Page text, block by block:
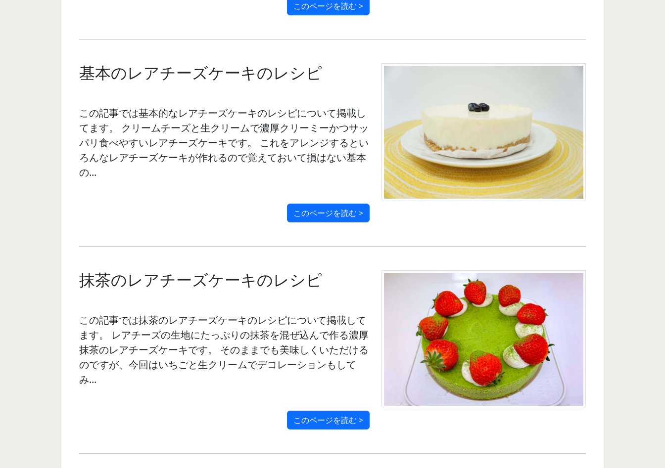
このページを読む >
基本のレアチーズケーキのレシピ
この記事では基本的なレアチーズケーキのレシピについて掲載し
てます。 クリームチーズと生クリームで濃厚クリーミーかつサッ
パリ食べやすいレアチーズケーキです。 これをアレンジするとい
ろんなレアチーズケーキが作れるので覚えておいて損はない基本
の...
このページを読む >
抹茶のレアチーズケーキのレシピ
この記事では抹茶のレアチーズケーキのレシピについて掲載して
ます。 レアチーズの生地にたっぷりの抹茶を混ぜ込んで作る濃厚
抹茶のレアチーズケーキです。 そのままでも美味しくいただける
のですが、今回はいちごと生クリームでデコレーションもして
み...
このページを読む >